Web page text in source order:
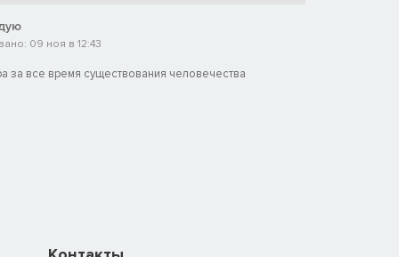
09 ноя в 12:43
за все время существования человечества